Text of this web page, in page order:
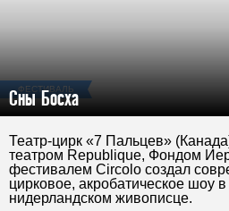
ФЕСТИВАЛЬ
Сны Босха
Театр-цирк «7 Пальцев»
театром Republique, Фондом
фестивалем Circolo создал
цирковое, акробатическое шоу
нидерландском живописце.